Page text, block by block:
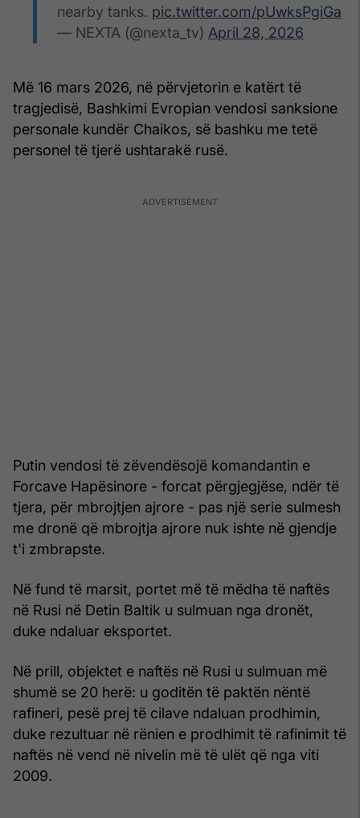
nearby tanks. pic.twitter.com/pUwksPgiGa
— NEXTA (@nexta_tv) April 28, 2026
Më 16 mars 2026, në përvjetorin e katërt të
tragjedisë, Bashkimi Evropian vendosi sanksione
personale kundër Chaikos, së bashku me tetë
personel të tjerë ushtarakë rusë.
Putin vendosi të zëvendësojë komandantin e
Forcave Hapësinore - forcat përgjegjëse, ndër të
tjera, për mbrojtjen ajrore - pas një serie sulmesh
me dronë që mbrojtja ajrore nuk ishte në gjendje
t'i zmbrapste.
Në fund të marsit, portet më të mëdha të naftës
në Rusi në Detin Baltik u sulmuan nga dronët,
duke ndaluar eksportet.
Në prill, objektet e naftës në Rusi u sulmuan më
shumë se 20 herë: u goditën të paktën nëntë
rafineri, pesë prej të cilave ndaluan prodhimin,
duke rezultuar në rënien e prodhimit të rafinimit të
naftës në vend në nivelin më të ulët që nga viti
2009.